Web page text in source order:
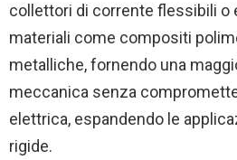
collettori di corrente flessibili
materiali come compositi
metalliche, fornendo una
meccanica senza
elettrica, espandendo le
rigide.